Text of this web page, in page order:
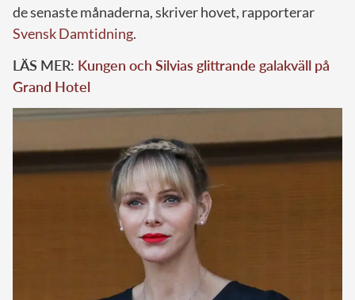
de senaste månaderna, skriver hovet, rapporterar
Svensk Damtidning.
LÄS MER: Kungen och Silvias glittrande galakväll på
Grand Hotel